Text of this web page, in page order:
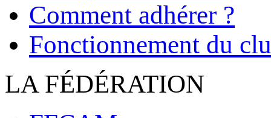
Comment adhérer ?
Fonctionnement du
LA FÉDÉRATION